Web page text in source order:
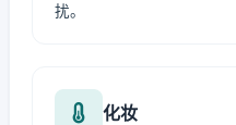
扰。
化妆